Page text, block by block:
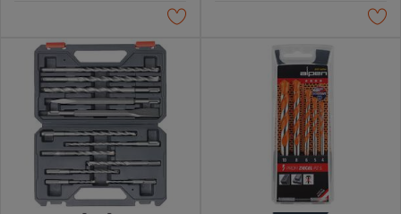
Weitere Informationen findest du in unserer